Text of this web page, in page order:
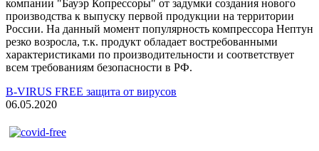
компании "Бауэр Копрессоры" от задумки создания нового
производства к выпуску первой продукции на территории
России. На данный момент популярность компрессора Нептун
резко возросла, т.к. продукт обладает востребованными
характеристиками по производительности и соответствует
всем требованиям безопасности в РФ.
B-VIRUS FREE защита от вирусов
06.05.2020